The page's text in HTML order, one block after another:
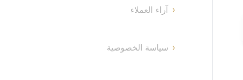
آراء العملاء
سياسة الخصوصية